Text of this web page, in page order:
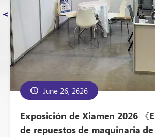
Exposición de Xiamen 2026 《
de repuestos de maquinaria de
June 26, 2626